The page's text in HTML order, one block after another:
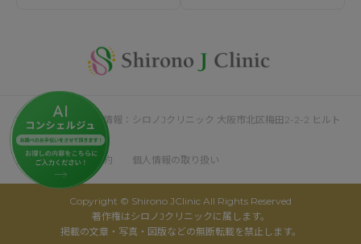
サイト運営者・企業情報：シロノJクリニック 大阪市北区梅田2-2-2 ヒルト
ンプラザウエスト4F
採用情報 利用規約 個人情報の取り扱い
Copyright © Shirono JClinic All Rights Reserved
著作権はシロノJクリニックに属します。
掲載の文章・写真・図版などの無断転載を禁止します。